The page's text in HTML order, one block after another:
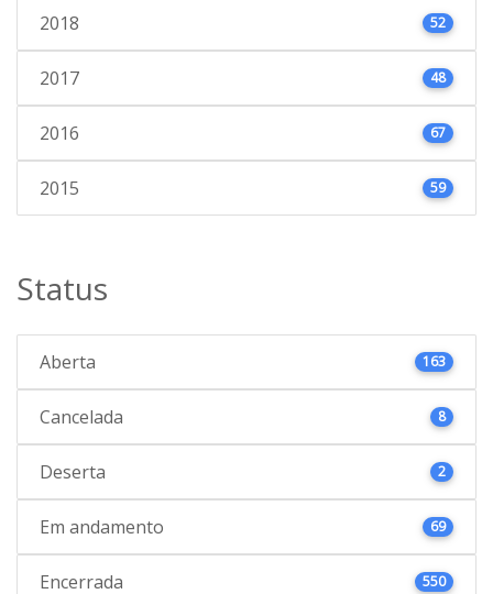
2018 52
2017 48
2016 67
2015 59
Status
Aberta 163
Cancelada 8
Deserta 2
Em andamento 69
Encerrada 550